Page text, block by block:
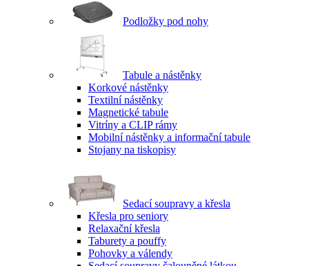
Podložky pod nohy
Tabule a nástěnky
Korkové nástěnky
Textilní nástěnky
Magnetické tabule
Vitríny a CLIP rámy
Mobilní nástěnky a informační tabule
Stojany na tiskopisy
Sedací soupravy a křesla
Křesla pro seniory
Relaxační křesla
Taburety a pouffy
Pohovky a válendy